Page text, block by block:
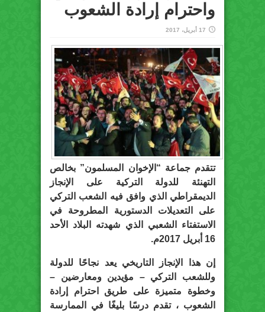
واحترام إرادة الشعوب
17 أبريل، 2017
تتقدم جماعة “الإخوان المسلمون” بخالص
التهنئة للدولة التركية على الإنجاز
الديمقراطي الذي وافق فيه الشعب التركي
على التعديلات الدستورية المطروحة في
الاستفتاء الشعبي الذي شهدته البلاد الأحد
16 أبريل 2017م.
إن هذا الإنجاز التاريخي يعد نجاحًا للدولة
وللشعب التركي – مؤيدين ومعارضين –
وخطوة متميزة على طريق احترام إرادة
الشعوب ، تقدم درسًا بليغًا في الممارسة